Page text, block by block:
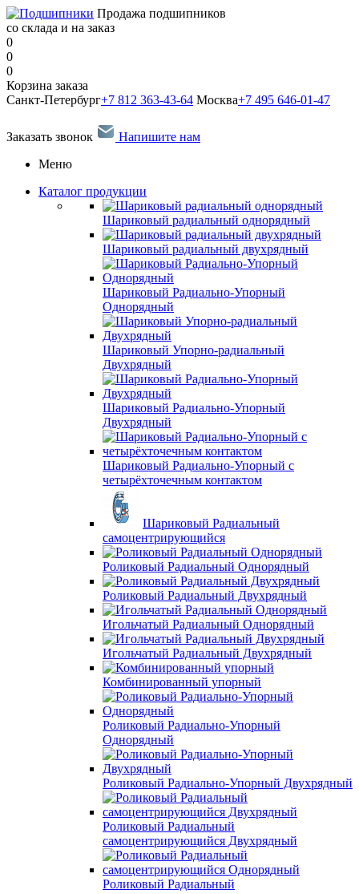
Продажа подшипников
со склада и на заказ
0
0
0
Корзина заказа
Санкт-Петербург+7 812 363-43-64 Москва+7 495 646-01-47
Заказать звонок
Напишите нам
Меню
Каталог продукции
Шариковый радиальный однорядный
Шариковый радиальный двухрядный
Шариковый Радиально-Упорный
Однорядный
Шариковый Упорно-радиальный
Двухрядный
Шариковый Радиально-Упорный
Двухрядный
Шариковый Радиально-Упорный с
четырёхточечным контактом
Шариковый Радиальный
самоцентрирующийся
Роликовый Радиальный Однорядный
Роликовый Радиальный Двухрядный
Игольчатый Радиальный Однорядный
Игольчатый Радиальный Двухрядный
Комбинированный упорный
Роликовый Радиально-Упорный
Однорядный
Роликовый Радиально-Упорный Двухрядный
Роликовый Радиальный
самоцентрирующийся Двухрядный
Роликовый Радиальный